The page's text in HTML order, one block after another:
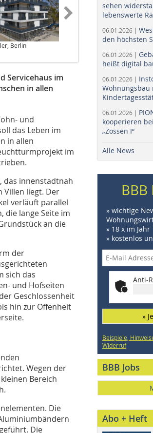
Berlin
Servicehaus im
in allen
und
das Leben im
in allen
im
das innenstadtnah
Villen liegt. Der
verläuft parallel
die lange Seite im
an die
der
sich das
und Hofseiten
Geschlossenheit
hin zur Offenheit
Wegen der
Bereich
Die
Die
sehen
lebenswerte
06.01.2026 |
den höchsten
06.01.2026 |
heißt digital
06.01.2026 |
Wohnungsbau
06.01.2026 |
kooperieren
„Zossen I“
Alle News
» wichtige
» 18 x im Jahr
» kostenlos
Anti-
»
Beispiele,
Widerruf
BBB Jobs
Abo + Heft